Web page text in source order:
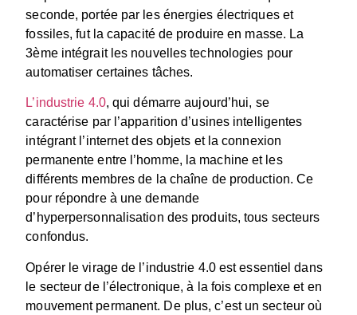
seconde, portée par les énergies électriques et
fossiles, fut la capacité de produire en masse. La
3ème intégrait les nouvelles technologies pour
automatiser certaines tâches.
L’industrie 4.0, qui démarre aujourd’hui, se
caractérise par l’apparition d’usines intelligentes
intégrant l’internet des objets et la connexion
permanente entre l’homme, la machine et les
différents membres de la chaîne de production. Ce
pour répondre à une demande
d’hyperpersonnalisation des produits, tous secteurs
confondus.
Opérer le virage de l’industrie 4.0 est essentiel dans
le secteur de l’électronique, à la fois complexe et en
mouvement permanent. De plus, c’est un secteur où